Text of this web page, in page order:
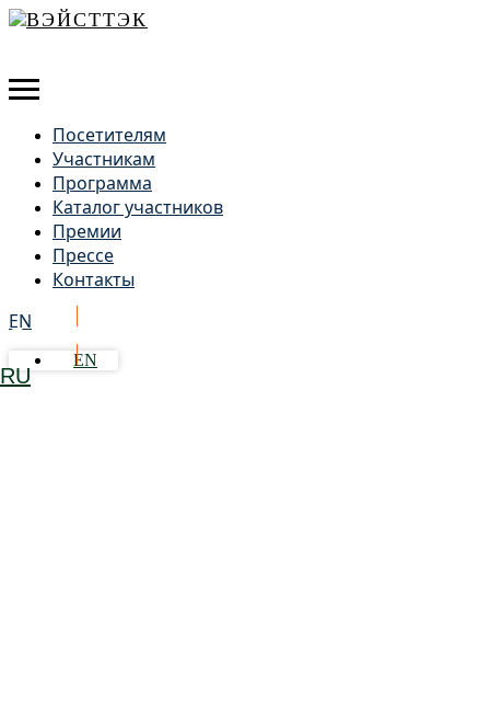
Получить бейдж
RU
Посетителям
Участникам
Программа
Каталог участников
Премии
Прессе
Контакты
EN
EN